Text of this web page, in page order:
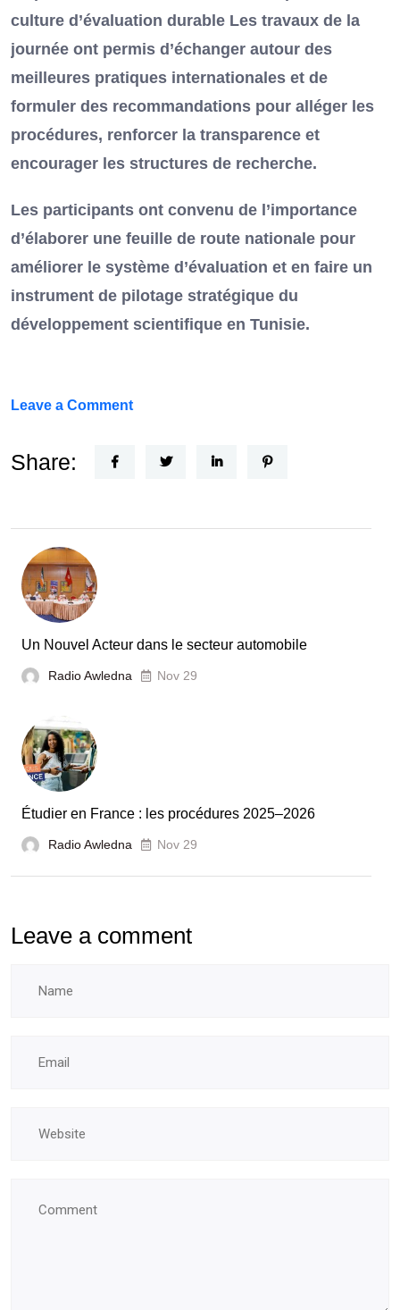
culture d’évaluation durable Les travaux de la
journée ont permis d’échanger autour des
meilleures pratiques internationales et de
formuler des recommandations pour alléger les
procédures, renforcer la transparence et
encourager les structures de recherche.
Les participants ont convenu de l’importance
d’élaborer une feuille de route nationale pour
améliorer le système d’évaluation et en faire un
instrument de pilotage stratégique du
développement scientifique en Tunisie.
Leave a Commenton
Horizon
la
France
et
écoles
Share:
Un Nouvel Acteur dans le secteur automobile
Radio Awledna Nov 29
Étudier en France : les procédures 2025–2026
Radio Awledna Nov 29
Leave a comment